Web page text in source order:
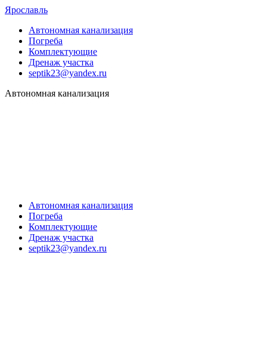
Ярославль
Автономная канализация
Погреба
Комплектующие
Дренаж участка
septik23@yandex.ru
Автономная канализация
Автономная канализация
Погреба
Комплектующие
Дренаж участка
septik23@yandex.ru